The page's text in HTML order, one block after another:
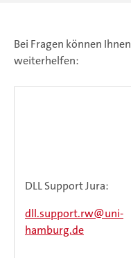
Bei Fragen können
weiterhelfen:
DLL Support Jura:
dll.support.rw
uni-
hamburg.de